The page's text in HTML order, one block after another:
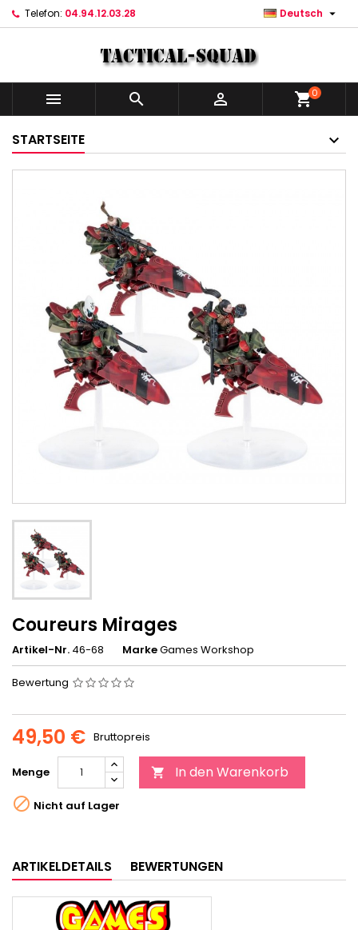
Telefon: 04.94.12.03.28 Deutsch 
   shopping_cart0
STARTSEITE
Coureurs Mirages
Artikel-Nr. 46-68 MarkeGames Workshop
Bewertung
49,50 € Bruttopreis
Menge  In den Warenkorb
 Nicht auf Lager
ARTIKELDETAILS BEWERTUNGEN